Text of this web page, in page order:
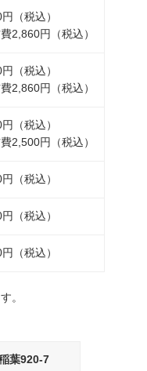
（税込）
2,860円（税込）
（税込）
2,860円（税込）
（税込）
2,500円（税込）
（税込）
（税込）
（税込）
。
葉920-7